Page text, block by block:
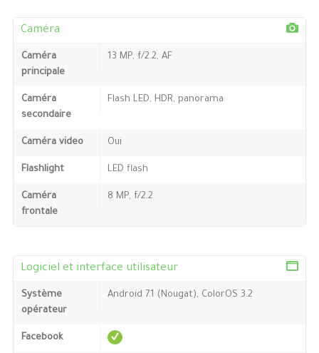
Caméra
Caméra
principale
13 MP, f/2.2, AF
Caméra
secondaire
Flash LED, HDR, panorama
Caméra video Oui
Flashlight LED flash
Caméra
frontale
8 MP, f/2.2
Logiciel et interface utilisateur
Système
opérateur
Android 7.1 (Nougat), ColorOS 3.2
Facebook